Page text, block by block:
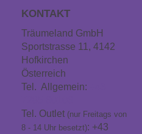
KONTAKT
Träumeland GmbH
Sportstrasse 11, 4142
Hofkirchen
Österreich
Tel. Allgemein:
Tel. Outlet (nur Freitags von
8 - 14 Uhr besetzt): +43